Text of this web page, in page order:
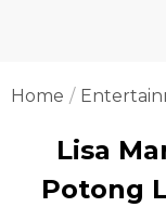
Home
Lisa
Potong